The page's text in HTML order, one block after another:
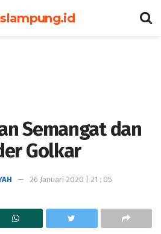
Semangat dan
Golkar
26 Januari 2020 | 21 : 05